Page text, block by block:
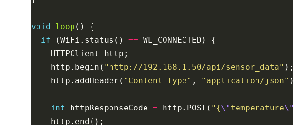
void loop
if (WiFi.status() ==
    http.begin(
"http://192.168.1.50/api/sensor_data"
    http.addHeader(
"Content-Type" , "application/json"
int httpResponseCode = http.POST( "{\" temperature\"